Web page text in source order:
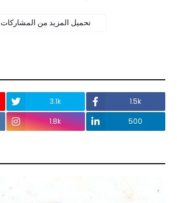
تحميل المزيد من المشاركات
1.5k
3.1k
500
1.8k